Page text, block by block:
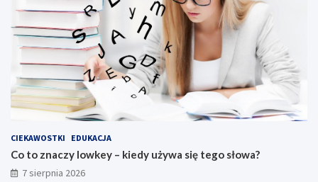
CIEKAWOSTKI EDUKACJA
Co to znaczy lowkey – kiedy używa się tego słowa?
7 sierpnia 2026